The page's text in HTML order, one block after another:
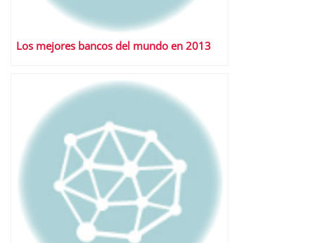
Los mejores bancos del mundo en 2013